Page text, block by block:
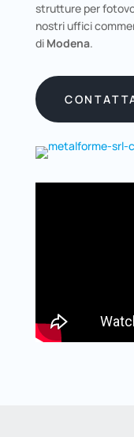
strutture per
nostri uffici
di Modena.